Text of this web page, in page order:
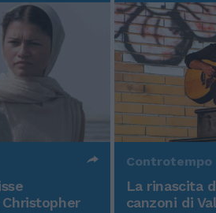
Controtempo
La rinascita
canzoni di